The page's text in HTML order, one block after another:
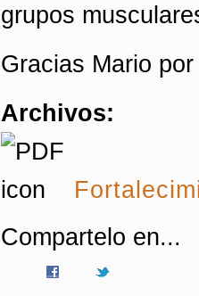
grupos
Gracias Mario
Archivos:
Compartelo en...